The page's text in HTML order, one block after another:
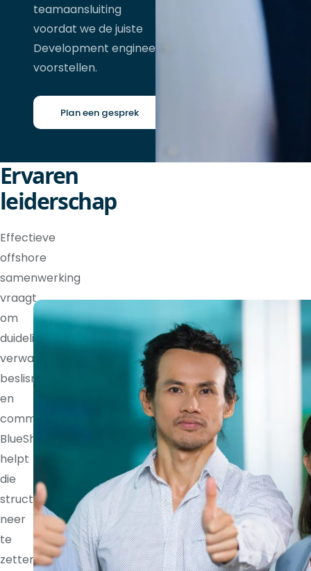
teamaansluiting
voordat we de juiste
Development engineer
voorstellen.
Plan een gesprek
Ervaren
leiderschap
Effectieve
offshore
samenwerking
vraagt
om
duidelijke
verwachtingen,
beslisrechten
en
communicatieritmes.
BlueShores
helpt
die
structuur
neer
te
zetten